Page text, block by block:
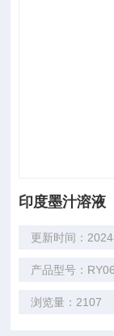
印度墨汁溶液
更新时间：
产品型号：
浏览量：2107